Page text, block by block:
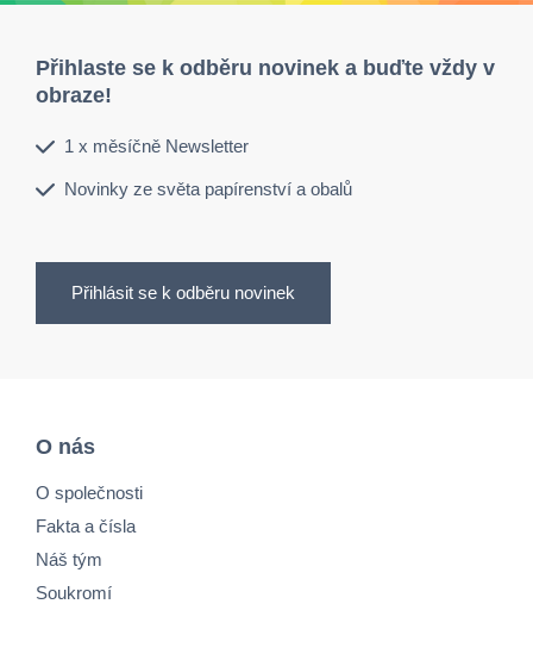
Přihlaste se k odběru novinek a buďte vždy v
obraze!
1 x měsíčně Newsletter
Novinky ze světa papírenství a obalů
Přihlásit se k odběru novinek
O nás
O společnosti
Fakta a čísla
Náš tým
Soukromí